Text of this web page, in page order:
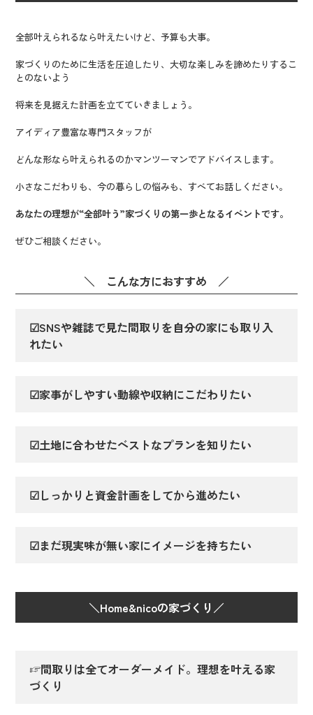
全部叶えられるなら叶えたいけど、予算も大事。
家づくりのために生活を圧迫したり、大切な楽しみを諦めたりするこ
とのないよう
将来を見据えた計画を立てていきましょう。
アイディア豊富な専門スタッフが
どんな形なら叶えられるのかマンツーマンでアドバイスします。
小さなこだわりも、今の暮らしの悩みも、すべてお話しください。
あなたの理想が“全部叶う”家づくりの第一歩となるイベントです。
ぜひご相談ください。
＼ こんな方におすすめ ／
☑SNSや雑誌で見た間取りを自分の家にも取り入
れたい
☑家事がしやすい動線や収納にこだわりたい
☑土地に合わせたベストなプランを知りたい
☑しっかりと資金計画をしてから進めたい
☑まだ現実味が無い家にイメージを持ちたい
＼Home&nicoの家づくり／
☞間取りは全てオーダーメイド。理想を叶える家
づくり